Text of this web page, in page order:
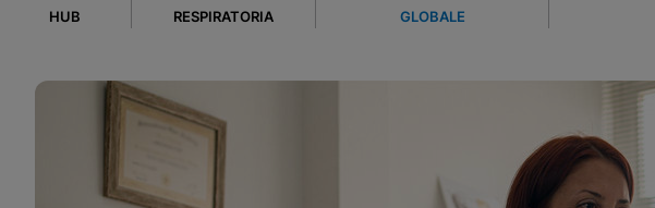
HUB
RESPIRATORIA
GLOBALE